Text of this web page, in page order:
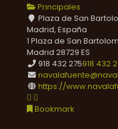
Principales
Plaza de San
Madrid, España
1 Plaza de San
Madrid 28729 ES
918 432 275918 432
https://
Bookmark